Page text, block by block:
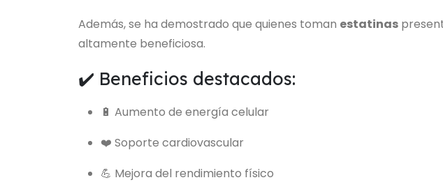
Además, se ha demostrado que quienes toman estatinas
altamente beneficiosa.
✔️ Beneficios destacados:
🔋 Aumento de energía celular
❤️ Soporte cardiovascular
💪 Mejora del rendimiento físico